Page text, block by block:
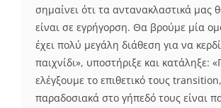
σημαίνει ότι τα αντανακλαστικά μας
είναι σε εγρήγορση. Θα βρούμε μία
έχει πολύ μεγάλη διάθεση για να
παιχνίδι», υποστήριξε και κατάληξε:
ελέγξουμε το επιθετικό τους
παραδοσιακά στο γήπεδό τους είναι